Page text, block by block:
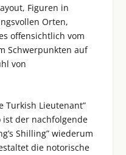
Figuren in
Orten,
offensichtlich vom
Schwerpunkten auf
von
Turkish Lieutenant”
ist der nachfolgende
Shilling” wiederum
die notorische